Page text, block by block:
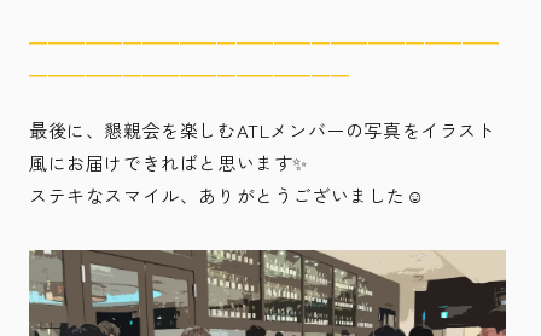
―――――――――――――――――――――――――
―――――――――――――――――
最後に、懇親会を楽しむATLメンバーの写真をイラスト
風にお届けできればと思います✨
ステキなスマイル、ありがとうございました☺